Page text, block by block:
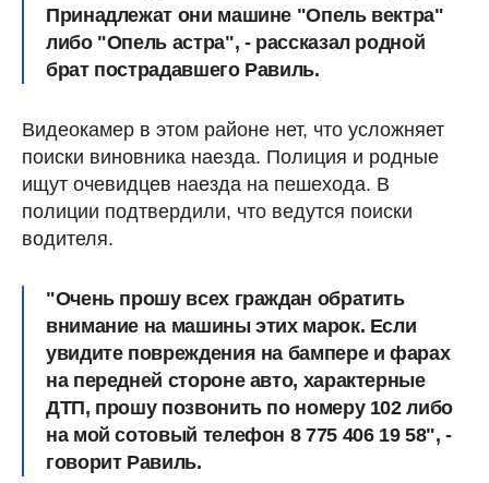
Принадлежат они машине "Опель вектра"
либо "Опель астра", - рассказал родной
брат пострадавшего Равиль.
Видеокамер в этом районе нет, что усложняет
поиски виновника наезда. Полиция и родные
ищут очевидцев наезда на пешехода. В
полиции подтвердили, что ведутся поиски
водителя.
"Очень прошу всех граждан обратить
внимание на машины этих марок. Если
увидите повреждения на бампере и фарах
на передней стороне авто, характерные
ДТП, прошу позвонить по номеру 102 либо
на мой сотовый телефон 8 775 406 19 58", -
говорит Равиль.